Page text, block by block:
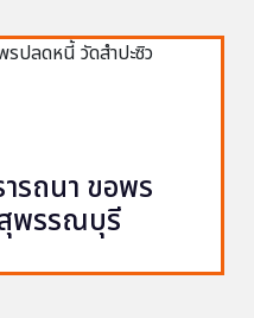
รถนา ขอพร
พรรณบุรี